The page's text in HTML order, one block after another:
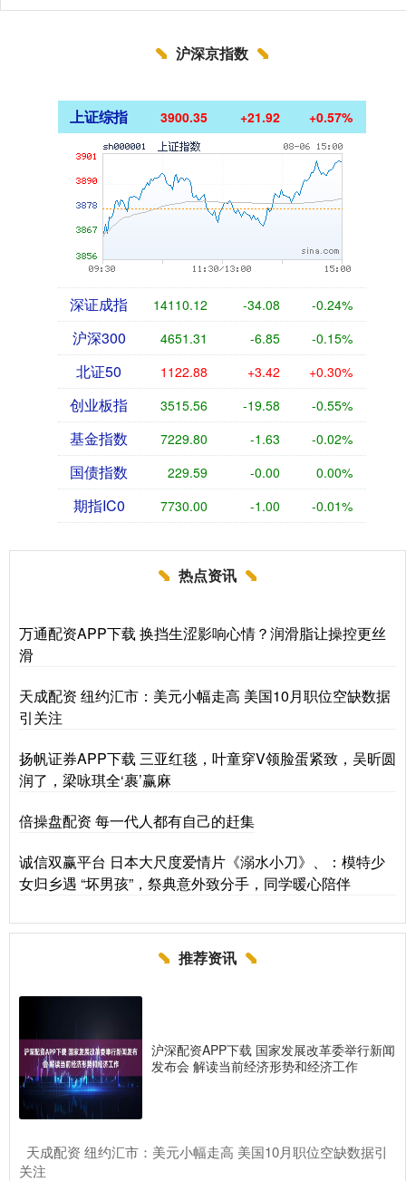
沪深京指数
上证综指 3900.35 +21.92 +0.57%
深证成指 14110.12 -34.08 -0.24%
沪深300 4651.31 -6.85 -0.15%
北证50 1122.88 +3.42 +0.30%
创业板指 3515.56 -19.58 -0.55%
基金指数 7229.80 -1.63 -0.02%
国债指数 229.59 -0.00 0.00%
期指IC0 7730.00 -1.00 -0.01%
热点资讯
万通配资APP下载 换挡生涩影响心情？润滑脂让操控更丝
滑
天成配资 纽约汇市：美元小幅走高 美国10月职位空缺数据
引关注
扬帆证券APP下载 三亚红毯，叶童穿V领脸蛋紧致，吴昕圆
润了，梁咏琪全‘裹’赢麻
倍操盘配资 每一代人都有自己的赶集
诚信双赢平台 日本大尺度爱情片《溺水小刀》、：模特少
女归乡遇 “坏男孩”，祭典意外致分手，同学暖心陪伴
推荐资讯
沪深配资APP下载 国家发展改革委举行新闻
发布会 解读当前经济形势和经济工作
​天成配资 纽约汇市：美元小幅走高 美国10月职位空缺数据引
关注